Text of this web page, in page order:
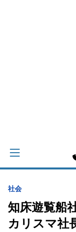
社会
知床遊覧船
カリスマ社